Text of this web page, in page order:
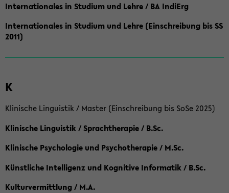
Internationales in Studium und Lehre / BA IndiErg
Internationales in Studium und Lehre (Einschreibung bis SS
2011)
K
Klinische Linguistik / Master (Einschreibung bis SoSe 2025)
Klinische Linguistik / Sprachtherapie / B.Sc.
Klinische Psychologie und Psychotherapie / M.Sc.
Künstliche Intelligenz und Kognitive Informatik / B.Sc.
Kulturvermittlung / M.A.